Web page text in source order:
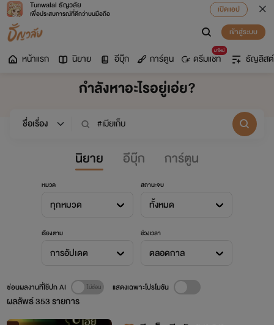
Tunwalai ธัญวลัย
เพื่อประสบการณ์ที่ดีกว่าบนมือถือ
เปิดแอป
เข้าสู่ระบบ
หน้าแรก นิยาย อีบุ๊ก การ์ตูน
มาใหม่
ดรีมแชท ธัญลิสต์
กำลังหาอะไรอยู่เอ่ย?
นิยาย อีบุ๊ก การ์ตูน
หมวด
ทุกหมวด
สถานะจบ
ทั้งหมด
เรียงตาม
การอัปเดต
ช่วงเวลา
ตลอดกาล
ผลลัพธ์353รายการ
ซ่อนผลงานที่ใช้ปก AI แสดงเฉพาะโปรโมชัน